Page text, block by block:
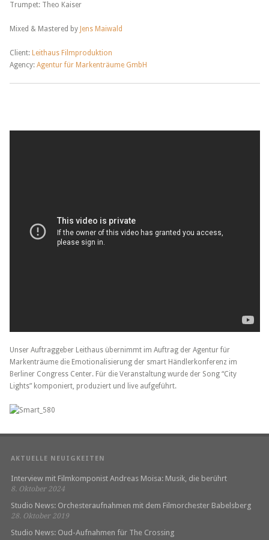
Trumpet: Theo Kaiser
Mixed & Mastered by Jens Maiwald
Client: Leithaus Filmproduktion
Agency:Agentur für Markenträume GmbH
Unser Auftraggeber Leithaus übernimmt im Auftrag der Agentur für
Markenträume die Emotionalisierung der smart Händlerkonferenz im
Berliner Congress Center. Für die Veranstaltung wurde der Song “City
Lights” komponiert, produziert und live aufgeführt.
AKTUELLE NEUIGKEITEN
Interview mit Filmkomponist Andreas Moisa: Musik, die berührt
8. Oktober 2024
Studio News: Orchesteraufnahmen mit dem Filmorchester Babelsberg
28. Oktober 2019
Studio News: Oud-Aufnahmen für The Crossing